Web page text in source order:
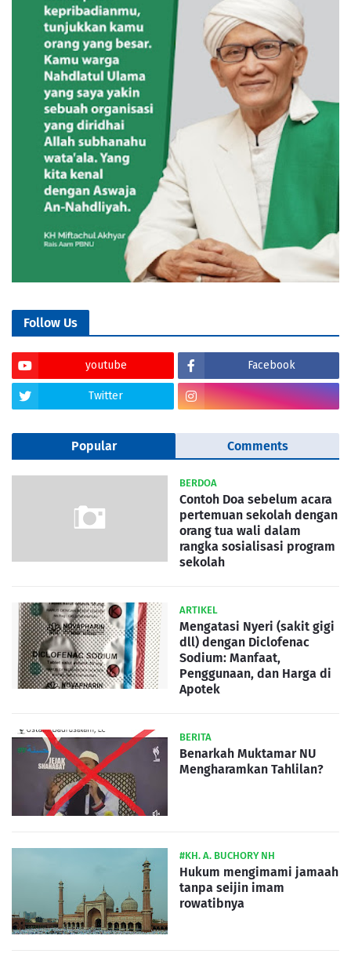
Follow Us
youtube Facebook
Twitter
Popular Comments
BERDOA
Contoh Doa sebelum acara
pertemuan sekolah dengan
orang tua wali dalam
rangka sosialisasi program
sekolah
ARTIKEL
Mengatasi Nyeri (sakit gigi
dll) dengan Diclofenac
Sodium: Manfaat,
Penggunaan, dan Harga di
Apotek
BERITA
Benarkah Muktamar NU
Mengharamkan Tahlilan?
#KH. A. BUCHORY NH
Hukum mengimami jamaah
tanpa seijin imam
rowatibnya